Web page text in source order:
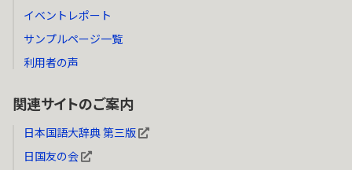
イベントレポート
サンプルページ一覧
利用者の声
関連サイトのご案内
日本国語大辞典 第三版
日国友の会